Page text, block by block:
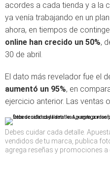
acordes a cada tienda y a la
ya venía trabajando en un
ahora, en tiempos de
online han crecido un 50%,
30 de abril.
El dato más revelador fue el
aumentó un 95%, en
ejercicio anterior. Las ventas
Debes cuidar cada detalle.
vendidos de tu marca, publica
agrega reseñas y promociones